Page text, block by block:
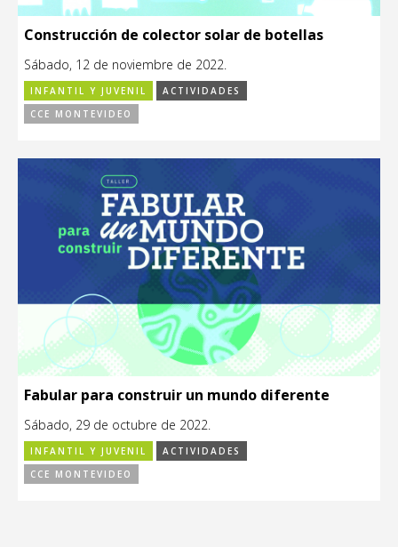
Construcción de colector solar de botellas
Sábado, 12 de noviembre de 2022.
INFANTIL Y JUVENIL
ACTIVIDADES
CCE MONTEVIDEO
Fabular para construir un mundo diferente
Sábado, 29 de octubre de 2022.
INFANTIL Y JUVENIL
ACTIVIDADES
CCE MONTEVIDEO